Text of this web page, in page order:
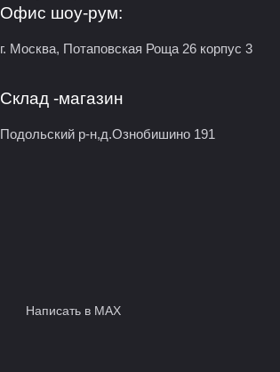
Офис шоу-рум:
г. Москва, Потаповская Роща 26 корпус 3
Склад -магазин
Подольский р-н,д.Ознобишино 191
Написать в MAX